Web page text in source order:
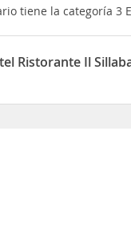
tiene la categoría 3
Ristorante Il